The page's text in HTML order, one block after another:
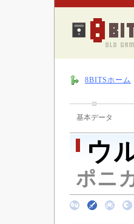
8BITSホーム
基本データ
ウ
ポニ